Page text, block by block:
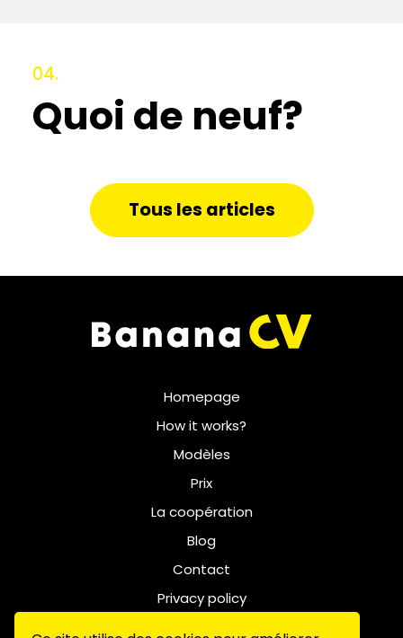
04.
Quoi de neuf?
Tous les articles
Homepage
How it works?
Modèles
Prix
La coopération
Blog
Contact
Privacy policy